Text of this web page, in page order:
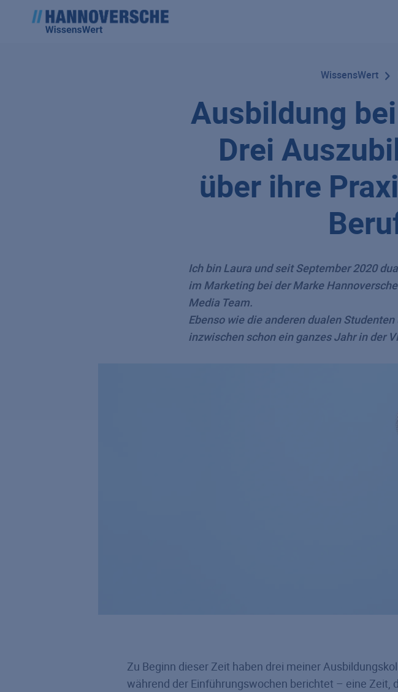
WissensWert
Ausbildung
Drei
über ihre
Ich bin Laura und seit September 2020
im Marketing bei der Marke
Media Team.
Ebenso wie die anderen dualen
inzwischen schon ein ganzes Jahr in der
Zu Beginn dieser Zeit haben drei meiner
während der Einführungswochen berichtet – eine